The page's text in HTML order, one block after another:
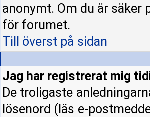
anonymt. Om du är
för forumet.
Till överst på sidan
Jag har registrerat mig
De troligaste
lösenord (läs e-